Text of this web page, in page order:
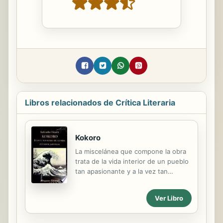
Libros relacionados de Crítica Literaria
Kokoro
La miscelánea que compone la obra
trata de la vida interior de un pueblo
tan apasionante y a la vez tan
japonés.El autor desde su punto de
vista occidental desentrañaVer Libro